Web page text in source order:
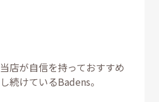
当店が自信を持っておすすめ
し続けているBadens。